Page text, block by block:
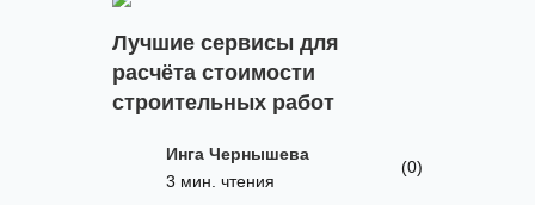
Лучшие сервисы для
расчёта стоимости
строительных работ
Инга Чернышева
3 мин. чтения
(0)